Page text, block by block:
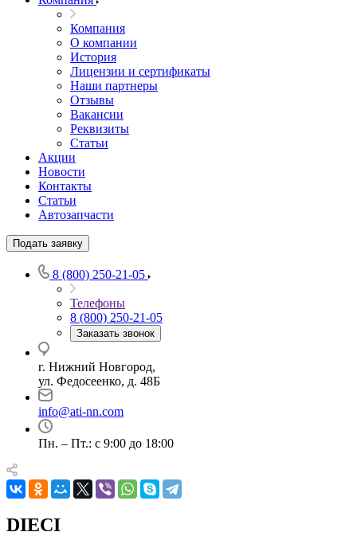
Компания
О компании
История
Лицензии и сертификаты
Наши партнеры
Отзывы
Вакансии
Реквизиты
Статьи
Акции
Новости
Контакты
Статьи
Автозапчасти
Подать заявку
8 (800) 250-21-05
Телефоны
8 (800) 250-21-05
Заказать звонок
г. Нижний Новгород,
ул. Федосеенко, д. 48Б
info@ati-nn.com
Пн. – Пт.: с 9:00 до 18:00
DIECI